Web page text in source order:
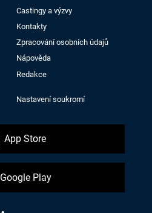
Castingy a výzvy
Kontakty
Zpracování osobních údajů
Nápověda
Redakce
Nastavení soukromí
App Store
Google Play